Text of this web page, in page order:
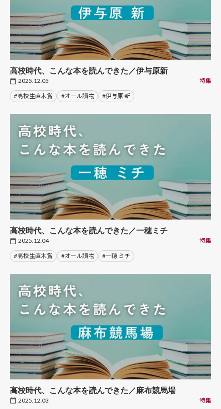
高校時代、こんな本を読んできた／伊与原新
2025.12.05 特集
#高校生直木賞 #オール讀物 #伊与原 新
高校時代、こんな本を読んできた／一穂ミチ
2025.12.04 特集
#高校生直木賞 #オール讀物 #一穂 ミチ
高校時代、こんな本を読んできた／麻布競馬場
2025.12.03 特集